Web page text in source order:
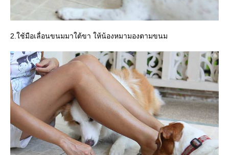
2.ใช้มือเลื่อนขนมมาใต้ขา ให้น้องหมามองตามขนม